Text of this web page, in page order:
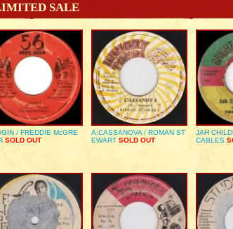
SALE
/ FREDDIE McGRE
SOLD OUT
A:CASSANOVA / ROMAN ST
EWART SOLD OUT
JAH
CABLES